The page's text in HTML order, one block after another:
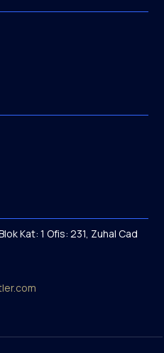
Kat: 1 Ofis: 231, Zuhal Cad